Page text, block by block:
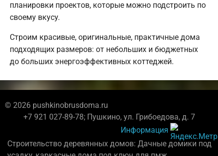
планировки проектов, которые можно подстроить по
своему вкусу.
Строим красивые, оригинальные, практичные дома
подходящих размеров: от небольших и бюджетных
до больших энергоэффективных коттеджей.
© 2026 pushkinobrusdoma.ru
+7 921 027-89-78; Пушкино, ул. Грибоедова, д. 7
Информация
Строительство деревянных домов: Дачные домики под